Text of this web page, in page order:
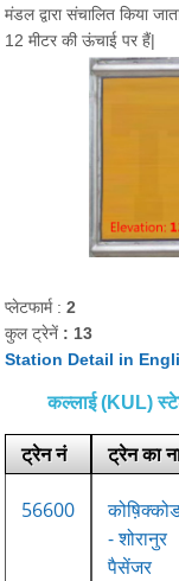
मंडल द्वारा संचालित किया
12 मीटर की ऊंचाई पर हैं|
प्लेटफार्म :2
कुल ट्रेनें : 13
Station Detail in
कल्लाई (KUL)
ट्रेन नं ट्रेन का
56600
- शोरानुर
पैसेंजर